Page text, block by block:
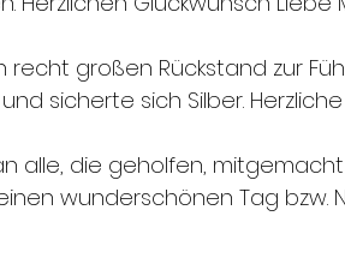
großen Rückstand zur
sicherte sich Silber.
alle, die geholfen,
wunderschönen Tag bzw.